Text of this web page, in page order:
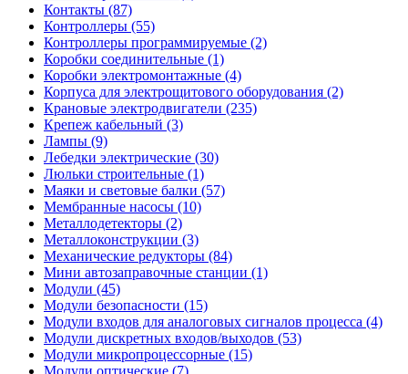
Контакты (87)
Контроллеры (55)
Контроллеры программируемые (2)
Коробки соединительные (1)
Коробки электромонтажные (4)
Корпуса для электрощитового оборудования (2)
Крановые электродвигатели (235)
Крепеж кабельный (3)
Лампы (9)
Лебедки электрические (30)
Люльки строительные (1)
Маяки и световые балки (57)
Мембранные насосы (10)
Металлодетекторы (2)
Металлоконструкции (3)
Механические редукторы (84)
Мини автозаправочные станции (1)
Модули (45)
Модули безопасности (15)
Модули входов для аналоговых сигналов процесса (4)
Модули дискретных входов/выходов (53)
Модули микропроцессорные (15)
Модули оптические (7)